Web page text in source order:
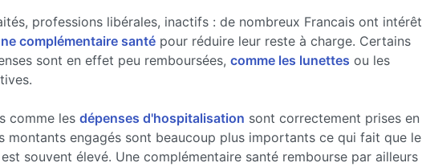
professions libérales, inactifs : de nombreux Francais ont intérêt
complémentaire santépour réduire leur reste à charge. Certains
sont en effet peu remboursées, comme les lunettes ou les
comme les dépenses d'hospitalisation sont correctement prises en
montants engagés sont beaucoup plus importants ce qui fait que le
souvent élevé. Une complémentaire santé rembourse par ailleurs